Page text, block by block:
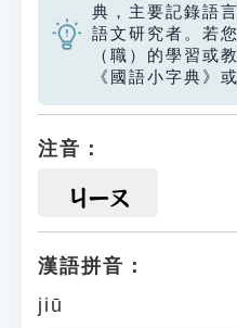
典，主要記錄語
語文研究者。若
（職）的學習或
《國語小字典》
注音：
ㄐㄧㄡ
漢語拼音：
jiū